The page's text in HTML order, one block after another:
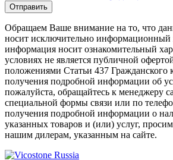
Обращаем Ваше внимание на то, что
носит исключительно информационный
информация носит ознакомительный
условиях не является публичной
положениями Статьи 437 Гражданского
получения подробной информации об
пожалуйста, обращайтесь к менеджеру
специальной формы связи или по
получения подробной информации о
указанных товаров и (или) услуг,
нашим дилерам, указанным на сайте.